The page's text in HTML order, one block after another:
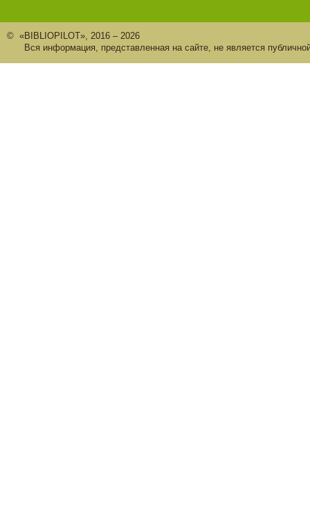
© «BIBLIOPILOT», 2016 – 2026
Вся информация, представленная на сайте, не является